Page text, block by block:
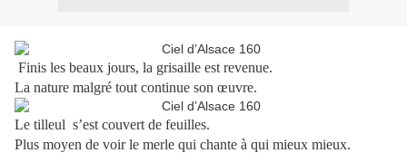
Finis les beaux jours, la grisaille est revenue.
La nature malgré tout continue son œuvre.
Le tilleul s’est couvert de feuilles.
Plus moyen de voir le merle qui chante à qui mieux mieux.